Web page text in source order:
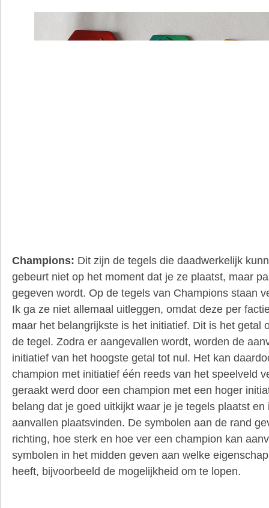
Champions: Dit zijn de tegels die daadwerkelijk
gebeurt niet op het moment dat je ze plaatst, maar
gegeven wordt. Op de tegels van Champions staan
Ik ga ze niet allemaal uitleggen, omdat deze per
maar het belangrijkste is het initiatief. Dit is het getal
de tegel. Zodra er aangevallen wordt, worden de
initiatief van het hoogste getal tot nul. Het kan
champion met initiatief één reeds van het speelveld
geraakt werd door een champion met een hoger
belang dat je goed uitkijkt waar je je tegels plaatst
aanvallen plaatsvinden. De symbolen aan de rand
richting, hoe sterk en hoe ver een champion kan
symbolen in het midden geven aan welke
heeft, bijvoorbeeld de mogelijkheid om te lopen.